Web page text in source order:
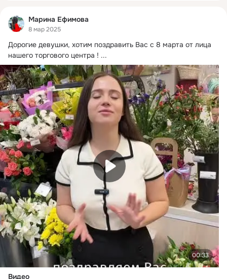
Марина Ефимова
8 мар 2025
Дорогие девушки, хотим поздравить Вас с 8 марта от лица
нашего торгового центра ! ...
00:33
Видео